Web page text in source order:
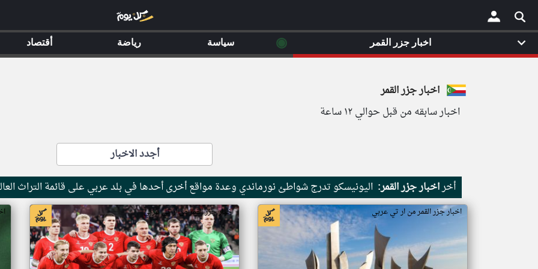
×
اخبار جزر القمر
اخبار سابقه من قبل حوالي ١٢ ساعة
أجدد الاخبار
أخراخبار جزر القمر: اليونيسكو تدرج شواطئ نورماندي وعدة مواقع أخرى أحدها في بلد عربي على قائمة التراث
اخبار جزر القمر من ار تي عربي اخبار جزر القمر من ار تي عربي
اخبار جزر القمر ◉ سياسة رياضة أقتصاد